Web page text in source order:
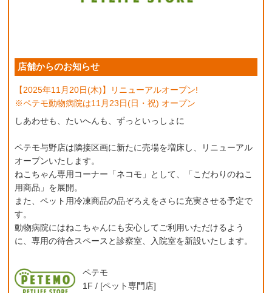
店舗からのお知らせ
【2025年11月20日(木)】リニューアルオープン!
※ペテモ動物病院は11月23日(日・祝) オープン
しあわせも、たいへんも、ずっといっしょに
ペテモ与野店は隣接区画に新たに売場を増床し、リニューアル
オープンいたします。
ねこちゃん専用コーナー「ネコモ」として、「こだわりのねこ
用商品」を展開。
また、ペット用冷凍商品の品ぞろえをさらに充実させる予定で
す。
動物病院にはねこちゃんにも安心してご利用いただけるよう
に、専用の待合スペースと診察室、入院室を新設いたします。
ペテモ
1F / [ペット専門店]